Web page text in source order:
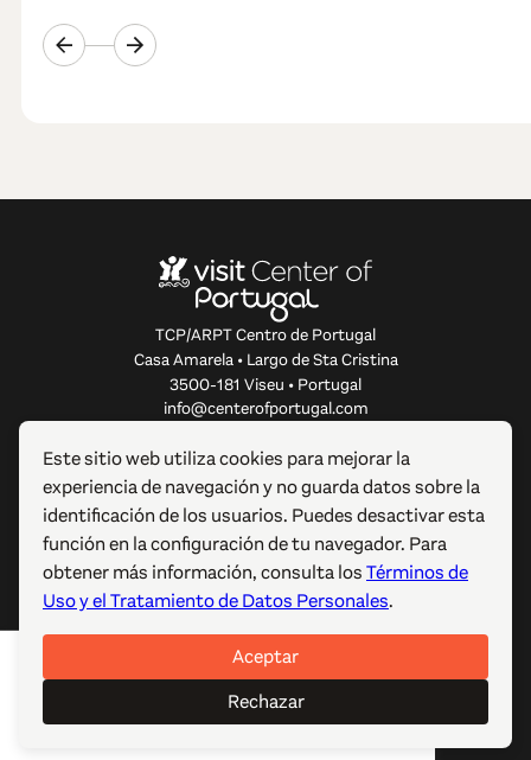
TCP/ARPT Centro de Portugal
Casa Amarela • Largo de Sta Cristina
3500-181 Viseu • Portugal
info@centerofportugal.com
SOBRE ESTE SITIO WEB
ENLACES ÚTILES
SÍGUENOS
© 2012-2026 TCP/ARPT Centro de Portugal. Todos los
derechos reservados. Made byGOMO Digital
Este sitio web utiliza cookies para mejorar la
experiencia de navegación y no guarda datos sobre la
identificación de los usuarios. Puedes desactivar esta
función en la configuración de tu navegador. Para
obtener más información, consulta losTérminos de
Uso y el Tratamiento de Datos Personales.
Aceptar
Rechazar